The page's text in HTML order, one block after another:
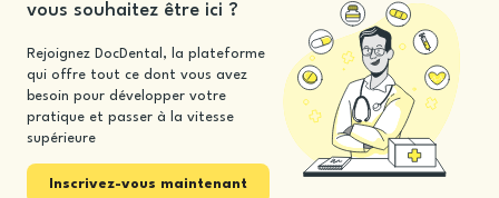
vous souhaitez être ici ?
Rejoignez DocDental, la plateforme
qui offre tout ce dont vous avez
besoin pour développer votre
pratique et passer à la vitesse
supérieure
Inscrivez-vous maintenant